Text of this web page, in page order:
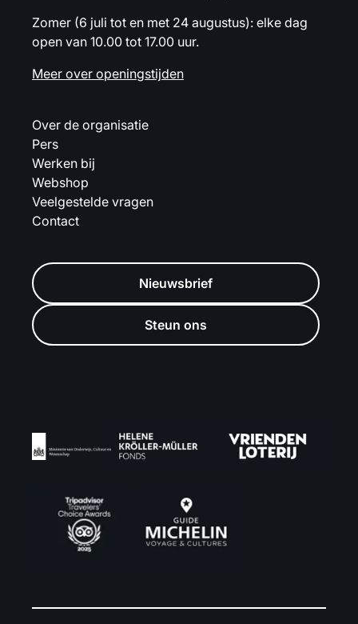
Zomer (6 juli tot en met 24 augustus): elke dag
open van 10.00 tot 17.00 uur.
Meer over openingstijden
Over de organisatie
Pers
Werken bij
Webshop
Veelgestelde vragen
Contact
Nieuwsbrief
Steun ons